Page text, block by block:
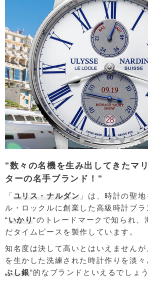
"数々の名機を生み出してきたマ
ターの名手ブランド！"
「ユリス・ナルダン 」は、時計の聖
ル・ロックルに創業した高級時計ブラ
“いかり“のトレードマークで知られ、
だタイムピースを製作しています。
知名度は決して高いとはいえません
を生かした洗練された時計作りを淡々
ぶし銀“的なブランドといえるでしょう